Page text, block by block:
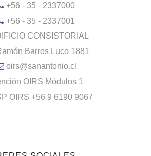
+56 - 35 - 2337000
+56 - 35 - 2337001
CONSISTORIAL
Barros Luco 1881
oirs@sanantonio.cl
OIRS Módulos 1
OIRS +56 9 6190 9067